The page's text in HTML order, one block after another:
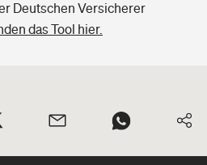
Deutschen Versicherer
das Tool hier.